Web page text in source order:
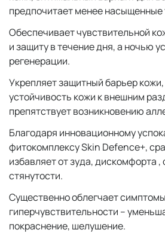
предпочитает менее насыщенные
Обеспечивает чувствительной
и защиту в течение дня, а ночью
регенерации.
Укрепляет защитный барьер
устойчивость кожи к внешним
препятствует возникновению
Благодаря инновационному
фитокомплексу Skin Defence+,
избавляет от зуда, дискомфорта
стянутости.
Существенно облегчает симптомы
гиперчувствительности –
покраснение, шелушение.